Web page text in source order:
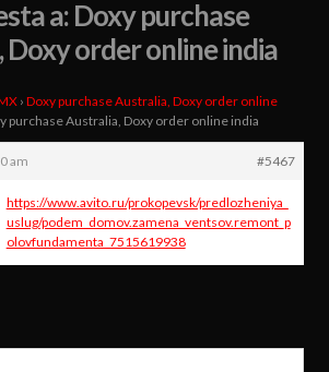
a: Doxy purchase
order online india
› Doxy purchase Australia, Doxy order online
purchase Australia, Doxy order online india
am
#5467
https://www.avito.ru/prokopevsk/predlozheniya_
uslug/podem_domov.zamena_ventsov.remont_p
olovfundamenta_7515619938